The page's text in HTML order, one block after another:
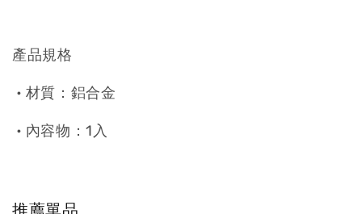
產品規格
• 材質：鋁合金
• 內容物：1入